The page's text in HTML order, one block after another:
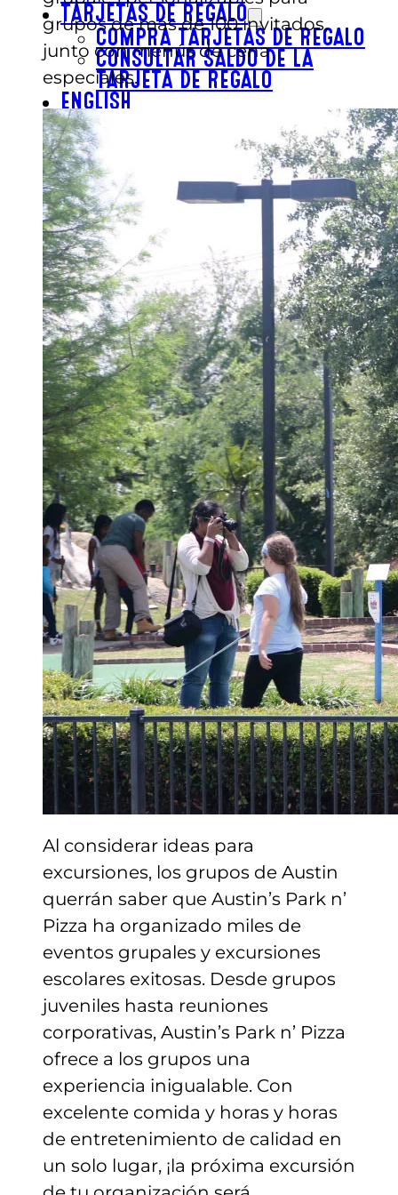
TARJETAS DE REGALO
COMPRA TARJETAS DE REGALO
CONSULTAR SALDO DE LA
TARJETA DE REGALO
ENGLISH
grupos de más de 100 invitados,
junto con menús de cena
especiales.
Al considerar ideas para
excursiones, los grupos de Austin
querrán saber que Austin’s Park n’
Pizza ha organizado miles de
eventos grupales y excursiones
escolares exitosas. Desde grupos
juveniles hasta reuniones
corporativas, Austin’s Park n’ Pizza
ofrece a los grupos una
experiencia inigualable. Con
excelente comida y horas y horas
de entretenimiento de calidad en
un solo lugar, ¡la próxima excursión